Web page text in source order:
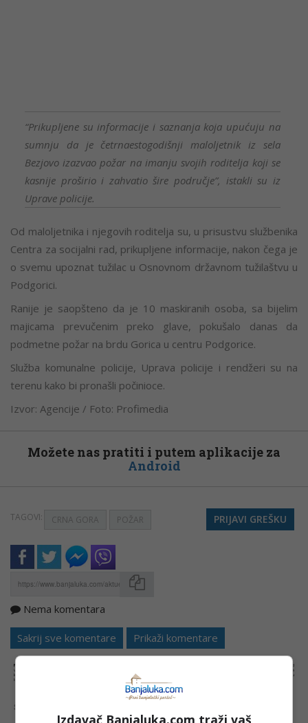
“Prikupljene su informacije i saznanja koja upućuju na
sumnju da je četrnaestogodišnji maloljetnik iz sela
Bezjovo izazvao požar na imanju svojih roditelja koji se
kasnije proširio i zahvatio šire područje”, istakli su iz
Uprave policije.
Od maloljetnika i njegovih roditelja su, u prisustvu službenika
Centra za socijalni rad, prikupljene informacije, nakon čega je
o svemu upoznat tužilac u Osnovnom državnom tužilaštvu u
Podgorici.
Ranije je saopšteno da je 10 maskiranih osoba, sa bijelim
majicama prevučenim preko glave, pokušalo danas da
podmetne požar na brdu Gorica u centru Podgorice.
Služba komunalne policije, Uprava policije i rendžeri su na
terenu kako bi pronašli počinioce.
Izvor: Agencije / Foto: Profimedia
Možete nas pratiti i putem aplikacije za
Android
TAGOVI: CRNA GORA POŽAR PRIJAVI GREŠKU
Nema komentara
Sakrij sve komentare Prikaži komentare
NAPOMENA:
Komentari odražavaju stavove njihovih autora, a ne nužno i stavove internet portala Banjaluka.com. Molimo korisnike da se suzdrže od
vrijeđanja, psovanja i vulgarnog izražavanja. Portal Banjaluka.com zadržava pravo da obriše komentar bez najave i objašnjenja. Zbog velikog broja
komentara Banjaluka.com nije dužan obrisati sve komentare koji krše pravila. Kao čitalac takođe prihvatate mogućnost da među komentarima mogu
biti pronađeni sadržaji koji mogu biti u suprotnosti sa vašim vjerskim, moralnim i drugim načelima i uvjerenjima.
Šta mislite o ovoj temi?
Izdavač Banjaluka.com traži vaš